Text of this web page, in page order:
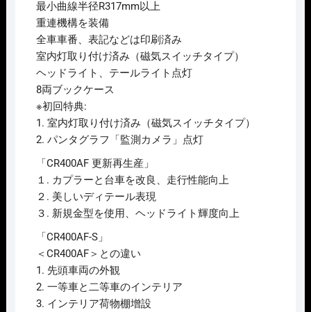
最小曲線半径R317mm以上
重連機構を装備
全車車番、表記などは印刷済み
室内灯取り付け済み（磁気スイッチタイプ）
ヘッドライト、テールライト点灯
8両ブックケース
※初回特典:
1. 室内灯取り付け済み（磁気スイッチタイプ）
2. パンタグラフ「監測カメラ」点灯
「CR400AF 更新再生産」
１. カプラーと台車を改良、走行性能向上
２. 美しいディテール表現
３. 新規金型を使用、ヘッドライト輝度向上
「CR400AF-S」
＜CR400AF＞との違い
1. 先頭車両の外観
2. 一等車と二等車のインテリア
3. インテリア荷物棚增設